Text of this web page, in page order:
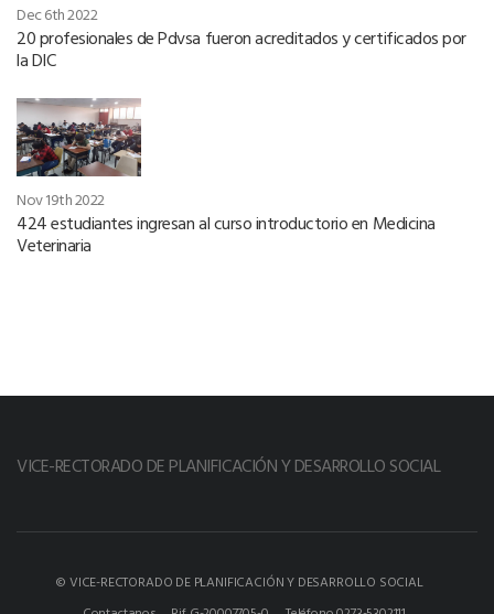
Dec 6th 2022
20 profesionales de Pdvsa fueron acreditados y certificados por
la DIC
Nov 19th 2022
424 estudiantes ingresan al curso introductorio en Medicina
Veterinaria
VICE-RECTORADO DE PLANIFICACIÓN Y DESARROLLO SOCIAL
© VICE-RECTORADO DE PLANIFICACIÓN Y DESARROLLO SOCIAL